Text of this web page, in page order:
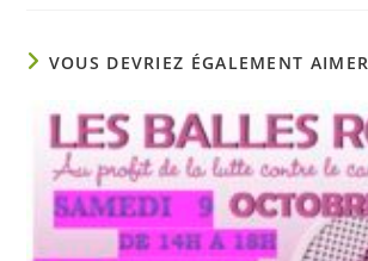
VOUS DEVRIEZ ÉGALEMENT AIMER